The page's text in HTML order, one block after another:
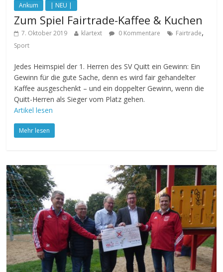
Ankum | NEU |
Zum Spiel Fairtrade-Kaffee & Kuchen
7. Oktober 2019 klartext 0 Kommentare Fairtrade,
Sport
Jedes Heimspiel der 1. Herren des SV Quitt ein Gewinn: Ein
Gewinn für die gute Sache, denn es wird fair gehandelter
Kaffee ausgeschenkt – und ein doppelter Gewinn, wenn die
Quitt-Herren als Sieger vom Platz gehen.
Artikel lesen
Mehr lesen